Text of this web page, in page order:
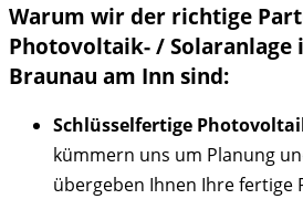
Warum wir der richtige
Photovoltaik- / Solaranlage
Braunau am Inn sind:
Schlüsselfertige
kümmern uns um Planung
übergeben Ihnen Ihre fertige